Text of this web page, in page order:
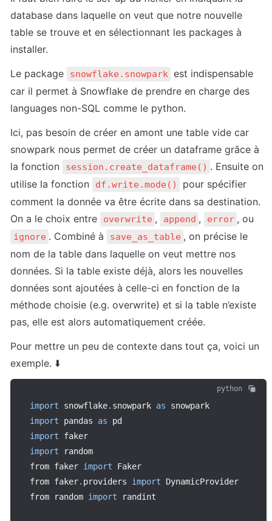
database dans laquelle on veut que notre nouvelle
table se trouve et en sélectionnant les packages à
installer.
Le package
snowflake.snowpark est indispensable
car il permet à Snowflake de prendre en charge des
languages non-SQL comme le python.
Ici, pas besoin de créer en amont une table vide car
snowpark nous permet de créer un dataframe grâce à
la fonction
session.create_dataframe() . Ensuite on
utilise la fonction
df.write.mode()
pour spécifier
comment la donnée va être écrite dans sa destination.
On a le choix entre
overwrite , append , error
ignore . Combiné à save_as_table , on précise le
nom de la table dans laquelle on veut mettre nos
données. Si la table existe déjà, alors les nouvelles
données sont ajoutées à celle-ci en fonction de la
méthode choisie (e.g. overwrite) et si la table n’existe
pas, elle est alors automatiquement créée.
Pour mettre un peu de contexte dans tout ça, voici un
exemple. ⬇️
python
import snowflake. snowpark as
import pandas as
import
import random
from faker import Faker
from faker. providers import DynamicProvider
from random import randint